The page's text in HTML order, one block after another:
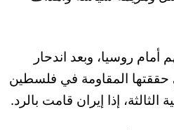
أمام روسيا، وبعد اندحار
حققتها المقاومة في فلسطين
إذا إيران قامت بالرد.